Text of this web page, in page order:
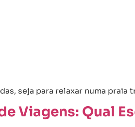
seja para relaxar numa
Viagens: Qual